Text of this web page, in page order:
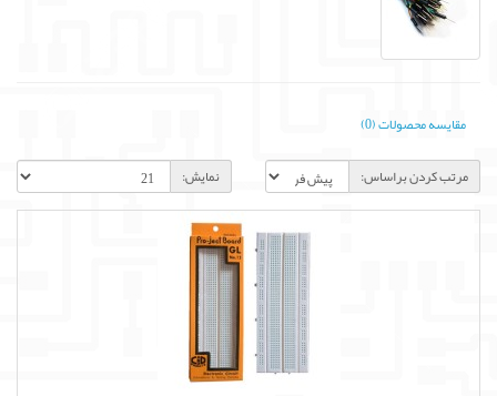
منابع تغذیه و باتری
لوازم جانبی
لوازم صوتی حرفه ای
مقایسه محصولات (0)
مرتب کردن براساس:
نمایش: